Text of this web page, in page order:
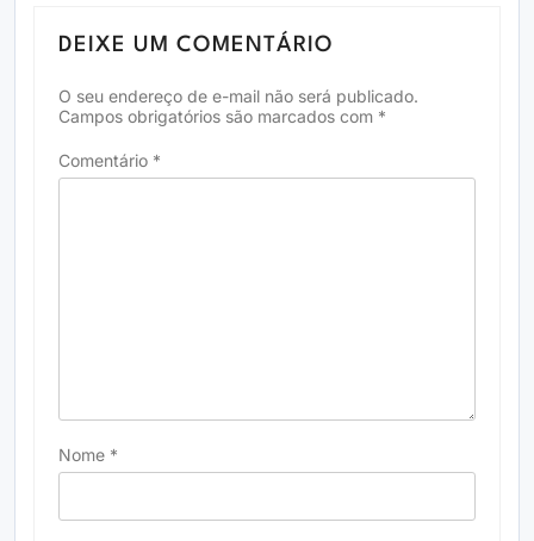
DEIXE UM COMENTÁRIO
O seu endereço de e-mail não será publicado.
Campos obrigatórios são marcados com *
Comentário *
Nome *